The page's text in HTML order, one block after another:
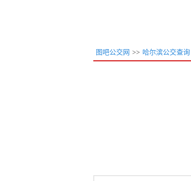
图吧公交网 >> 哈尔滨公交查询